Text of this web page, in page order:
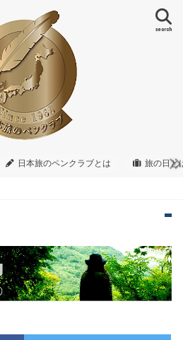
search
日本旅のペンクラブとは 旅の日と